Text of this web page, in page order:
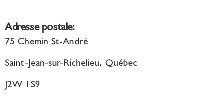
Adresse postale:
75 Chemin St-André
Saint-Jean-sur-Richelieu, Québec
J2W 1S9